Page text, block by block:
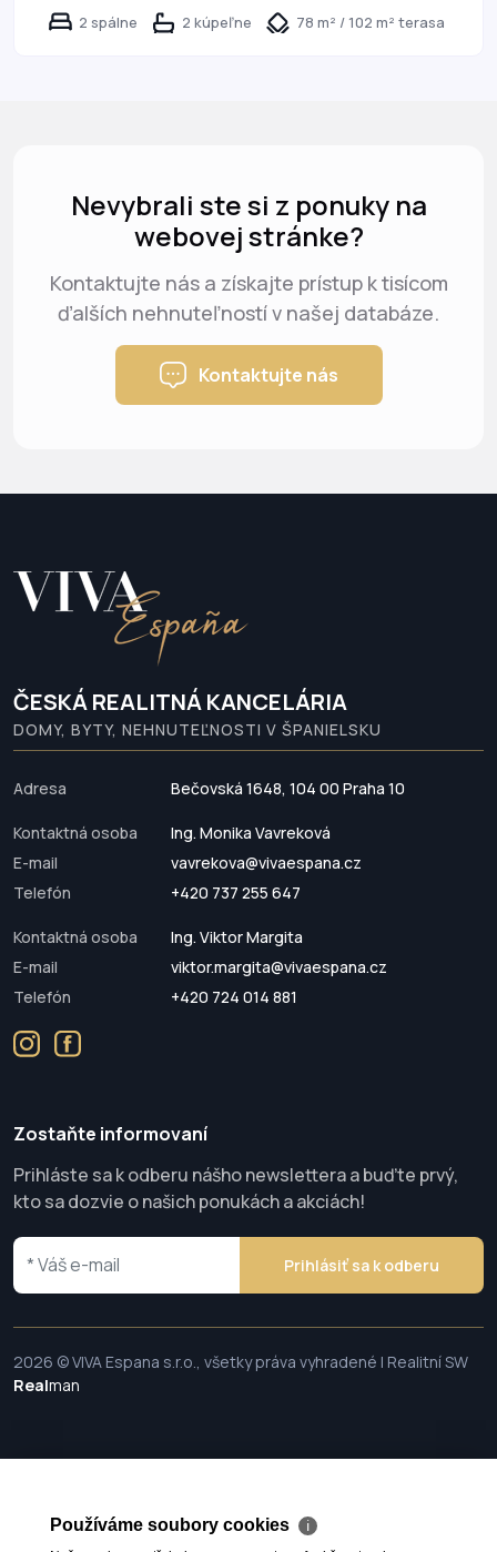
2 spálne 2 kúpeľne 78 m² / 102 m² terasa
Nevybrali ste si z ponuky na
webovej stránke?
Kontaktujte nás a získajte prístup k tisícom
ďalších nehnuteľností v našej databáze.
Kontaktujte nás
ČESKÁ REALITNÁ KANCELÁRIA
DOMY, BYTY, NEHNUTEĽNOSTI V ŠPANIELSKU
Adresa Bečovská 1648, 104 00 Praha 10
Kontaktná osoba
Ing. Monika Vavreková
E-mail
vavrekova@vivaespana.cz
Telefón
+420 737 255 647
Kontaktná osoba
Ing. Viktor Margita
E-mail
viktor.margita@vivaespana.cz
Telefón
+420 724 014 881
Zostaňte informovaní
Prihláste sa k odberu nášho newslettera a buďte prvý,
kto sa dozvie o našich ponukách a akciách!
Prihlásiť sa k odberu
2026 © VIVA Espana s.r.o., všetky práva vyhradené | Realitní SW
Realman
Používáme soubory cookies ℹ